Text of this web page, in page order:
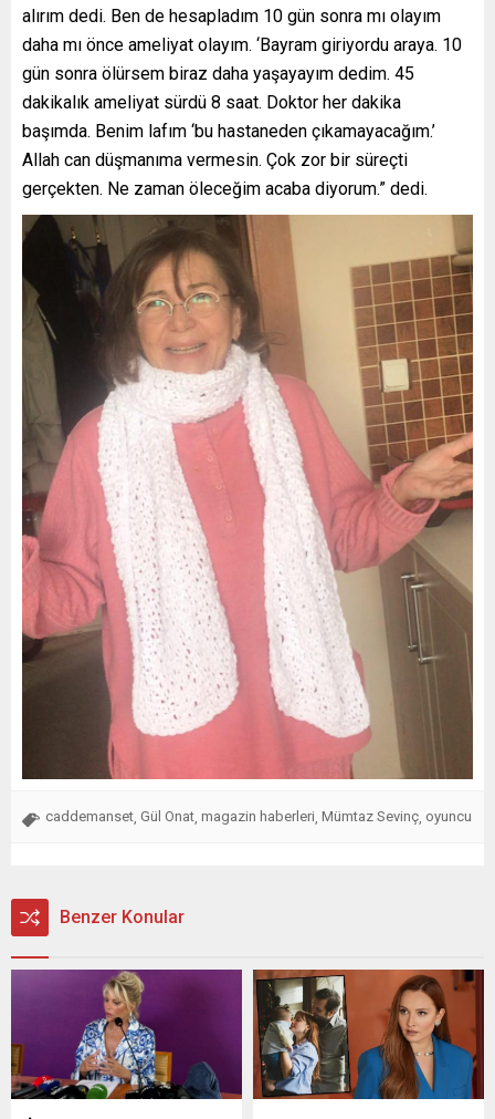
alırım dedi. Ben de hesapladım 10 gün sonra mı olayım
daha mı önce ameliyat olayım. ‘Bayram giriyordu araya. 10
gün sonra ölürsem biraz daha yaşayayım dedim. 45
dakikalık ameliyat sürdü 8 saat. Doktor her dakika
başımda. Benim lafım ‘bu hastaneden çıkamayacağım.’
Allah can düşmanıma vermesin. Çok zor bir süreçti
gerçekten. Ne zaman öleceğim acaba diyorum.” dedi.
caddemanset Gül Onat magazin haberleri Mümtaz Sevinç oyuncu
Benzer Konular